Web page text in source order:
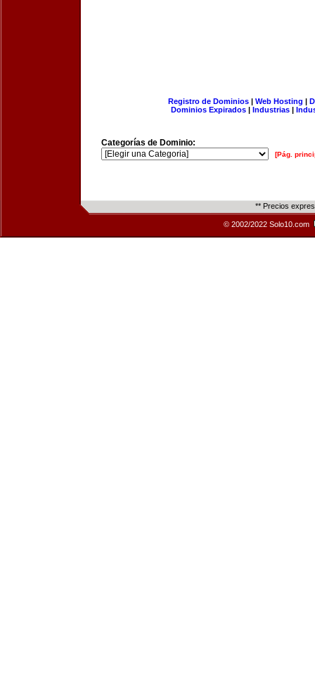
Registro de Dominios| Web Hosting |
Dominios Expirados | Industrias |
Categorías de Dominio:
[Pág.
** Precios
© 2002/2022 Solo10.com